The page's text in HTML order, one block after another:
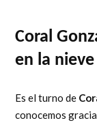
Coral
en la nieve
Es el turno de
conocemos